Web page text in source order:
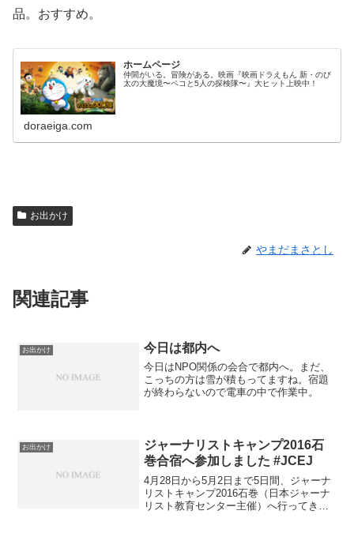
品。おすすめ。
ホームページ
仲間がいる。冒険がある。映画『映画ドラえもん 新・のび
太の大魔境〜ペコと5人の探検隊〜』大ヒット上映中！
doraeiga.com
お出かけ
やまだまさとし
関連記事
お出かけ 今日は都内へ
今日はNPO関係の会合で都内へ。まだ、
こっちの方は雪が積もってますね。宿題
が終わらないので電車の中で作業中。
お出かけ
ジャーナリストキャンプ2016石
巻合宿へ参加しました #JCEJ
4月28日から5月2日まで5日間、ジャーナ
リストキャンプ2016石巻（日本ジャーナ
リスト教育センター主催）へ行ってきま